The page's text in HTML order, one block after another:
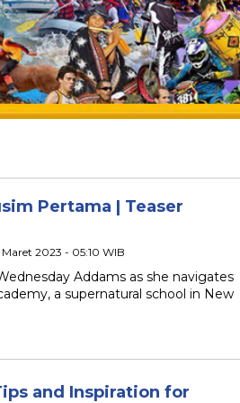
Pertama | Teaser
Maret 2023 - 05:10 WIB
Addams as she navigates
a supernatural school in New
and Inspiration for